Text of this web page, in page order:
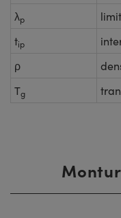
λp
tip
ρ
Tg